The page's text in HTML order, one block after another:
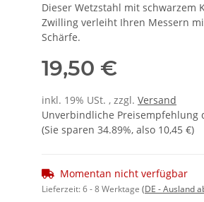
Dieser Wetzstahl mit schwarzem
Zwilling verleiht Ihren Messern
Schärfe.
19,50 €
inkl. 19% USt. , zzgl. Versand
Unverbindliche Preisempfehlung
(Sie sparen 34.89%, also 10,45 €)
Momentan nicht verfügbar
Lieferzeit:6 - 8 Werktage (DE - Ausland